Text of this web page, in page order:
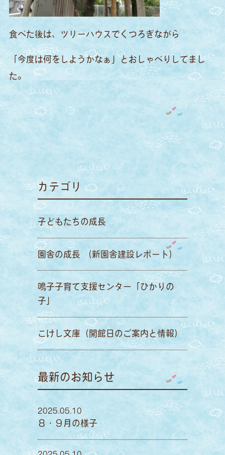
食べた後は、ツリーハウスでくつろぎながら
「今度は何をしようかなぁ」とおしゃべりしてまし
た。
カテゴリ
子どもたちの成長
園舎の成長 （新園舎建設レポート）
鳴子子育て支援センター「ひかりの
子」
こけし文庫（開館日のご案内と情報）
最新のお知らせ
2025.05.10
８・９月の様子